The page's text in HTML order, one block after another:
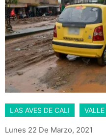
LAS AVES DE CALI
Lunes 22 De Marzo, 2021